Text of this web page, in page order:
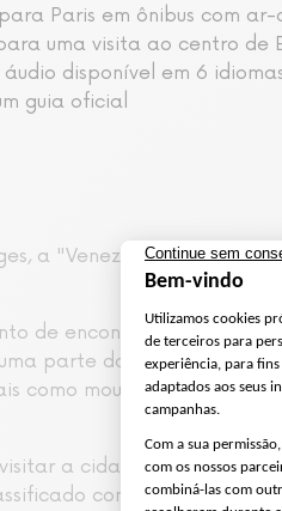
Paris em ônibus com ar-
uma visita ao centro de
disponível em 6
guia oficial
a "Veneza do Norte",
de encontro às 7h15, a
parte da cidade antes
como moules-frites,
visitar a cidade ao seu
como Património